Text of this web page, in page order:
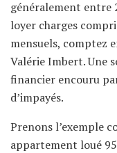
généralement entre
loyer charges
mensuels, comptez
Valérie Imbert. Une
financier encouru
d’impayés.
Prenons l’exemple
appartement loué